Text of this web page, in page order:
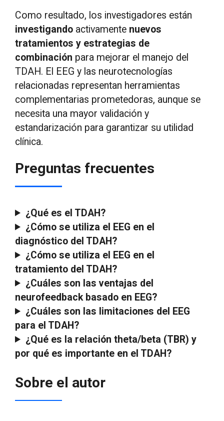
Como resultado, los investigadores están
investigando activamente nuevos
tratamientos y estrategias de
combinación para mejorar el manejo del
TDAH. El EEG y las neurotecnologías
relacionadas representan herramientas
complementarias prometedoras, aunque se
necesita una mayor validación y
estandarización para garantizar su utilidad
clínica.
Preguntas frecuentes
¿Qué es el TDAH?
¿Cómo se utiliza el EEG en el
diagnóstico del TDAH?
¿Cómo se utiliza el EEG en el
tratamiento del TDAH?
¿Cuáles son las ventajas del
neurofeedback basado en EEG?
¿Cuáles son las limitaciones del EEG
para el TDAH?
¿Qué es la relación theta/beta (TBR) y
por qué es importante en el TDAH?
Sobre el autor